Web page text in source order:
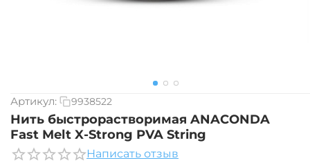
Артикул: 9938522
Нить быстрорастворимая ANACONDA
Fast Melt X-Strong PVA String
Написать отзыв